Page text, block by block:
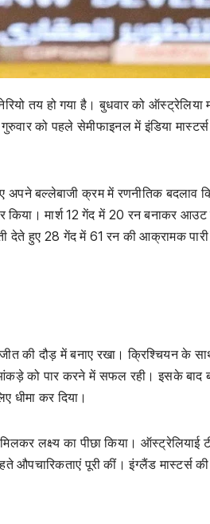
तय हो गया है। बुधवार को ऑस्ट्रेलिया
को पहले सेमीफाइनल में इंडिया मास्टर्स
अपने बल्लेबाजी क्रम में रणनीतिक बदलाव
किया। मार्श 12 गेंद में 20 रन बनाकर आउट
देते हुए 28 गेंद में 61 रन की आक्रामक
की दौड़ में बनाए रखा। क्रिश्चियन के
को पार करने में सफल रही। इसके बाद
धीमा कर दिया।
लक्ष्य का पीछा किया। ऑस्ट्रेलियाई
औपचारिकताएं पूरी कीं। इंग्लैंड मास्टर्स